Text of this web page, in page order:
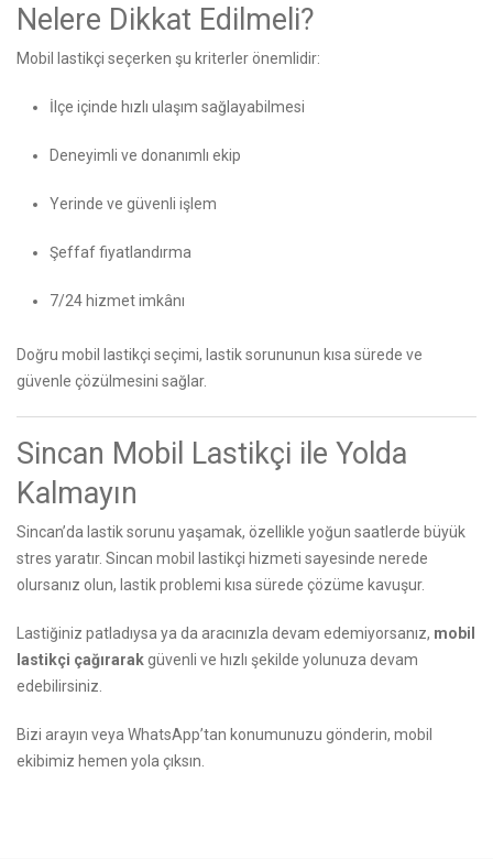
Nelere Dikkat Edilmeli?
Mobil lastikçi seçerken şu kriterler önemlidir:
İlçe içinde hızlı ulaşım sağlayabilmesi
Deneyimli ve donanımlı ekip
Yerinde ve güvenli işlem
Şeffaf fiyatlandırma
7/24 hizmet imkânı
Doğru mobil lastikçi seçimi, lastik sorununun kısa sürede ve
güvenle çözülmesini sağlar.
Sincan Mobil Lastikçi ile Yolda
Kalmayın
Sincan’da lastik sorunu yaşamak, özellikle yoğun saatlerde büyük
stres yaratır. Sincan mobil lastikçi hizmeti sayesinde nerede
olursanız olun, lastik problemi kısa sürede çözüme kavuşur.
Lastiğiniz patladıysa ya da aracınızla devam edemiyorsanız, mobil
lastikçi çağırarakgüvenli ve hızlı şekilde yolunuza devam
edebilirsiniz.
Bizi arayın veya WhatsApp’tan konumunuzu gönderin, mobil
ekibimiz hemen yola çıksın.